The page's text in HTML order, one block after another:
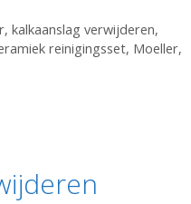
, kalkaanslag verwijderen,
reinigingsset, Moeller,